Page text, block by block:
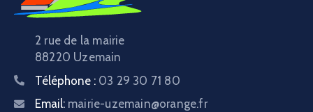
2 rue de la mairie
88220 Uzemain
Téléphone : 03 29 30 71 80
Email: mairie-uzemain@orange.fr